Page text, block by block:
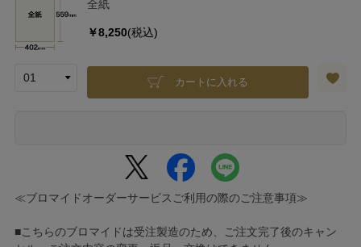
全紙
￥8,250(税込)
カートに入れる
≪ブロマイドオーダーサービスご利用の際のご注意事項≫
■こちらのブロマイドは受注製造のため、ご注文完了後のキャン